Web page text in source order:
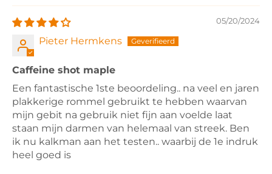
05/20/2024
Pieter Hermkens
Caffeine shot maple
Een fantastische 1ste beoordeling.. na veel en jaren
plakkerige rommel gebruikt te hebben waarvan
mijn gebit na gebruik niet fijn aan voelde laat
staan mijn darmen van helemaal van streek. Ben
ik nu kalkman aan het testen.. waarbij de 1e indruk
heel goed is